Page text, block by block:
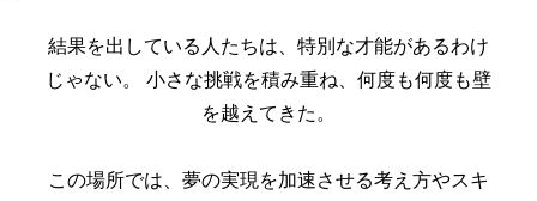
結果を出している人たちは、特別な才能があるわけ
じゃない。
小さな挑戦を積み重ね、何度も何度も壁
を越えてきた。
この場所では、夢の実現を加速させる考え方やスキ